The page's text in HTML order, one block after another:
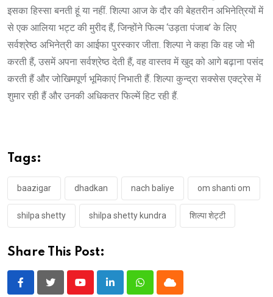
इसका हिस्सा बनती हूं या नहीं. शिल्पा आज के दौर की बेहतरीन अभिनेत्रियों में
से एक आलिया भट्ट की मुरीद हैं, जिन्होंने फिल्म ‘उड़ता पंजाब’ के लिए
सर्वश्रेष्ठ अभिनेत्री का आईफा पुरस्कार जीता. शिल्पा ने कहा कि वह जो भी
करती हैं, उसमें अपना सर्वश्रेष्ठ देती हैं, वह वास्तव में खुद को आगे बढ़ाना पसंद
करती हैं और जोखिमपूर्ण भूमिकाएं निभाती हैं. शिल्पा कुन्द्रा सक्सेस एक्ट्रेस में
शुमार रही हैं और उनकी अधिकतर फिल्में हिट रही हैं.
Tags:
baazigar dhadkan nach baliye om shanti om
shilpa shetty shilpa shetty kundra शिल्पा शेट्टी
Share This Post:
YoutubeLinkedInWhatsappCloud